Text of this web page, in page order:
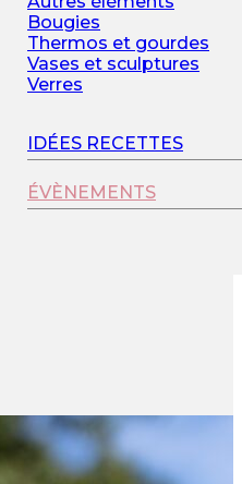
Bougies
Thermos et gourdes
Vases et sculptures
Verres
IDÉES RECETTES
ÉVÈNEMENTS